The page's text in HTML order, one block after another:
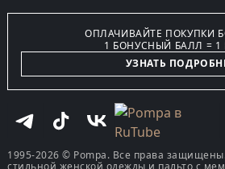
ОПЛАЧИВАЙТЕ ПОКУПКИ
1 БОНУСНЫЙ БАЛЛ = 1
УЗНАТЬ
1995-2026 © Pompa. Все права
стильной женской одежды и пальто с